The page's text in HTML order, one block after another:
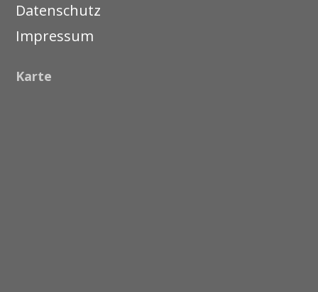
Datenschutz
Impressum
Karte